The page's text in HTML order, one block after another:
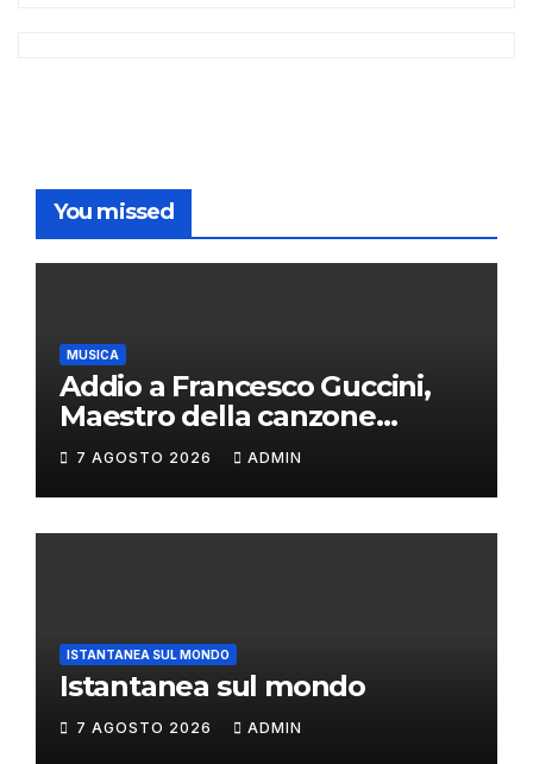
You missed
MUSICA
Addio a Francesco Guccini,
Maestro della canzone
d’autore
7 AGOSTO 2026 ADMIN
ISTANTANEA SUL MONDO
Istantanea sul mondo
7 AGOSTO 2026 ADMIN